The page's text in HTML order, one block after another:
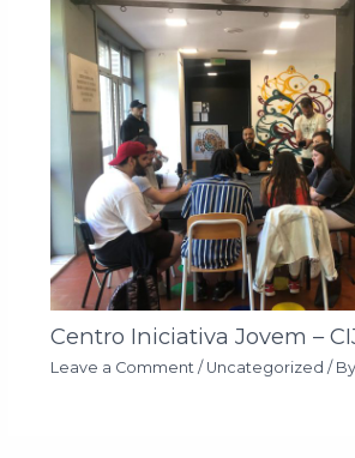
Centro Iniciativa Jovem –
Leave a Comment / Uncategorized / By